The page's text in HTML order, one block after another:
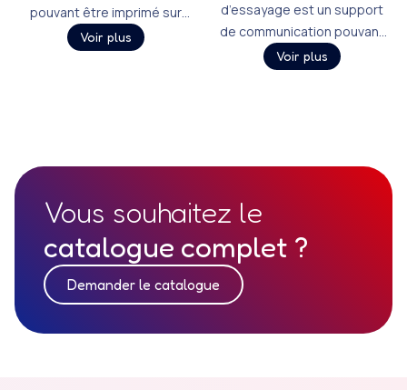
pouvant être imprimé sur
différents textiles, offrant
une grande surface de
Voir plus
d’essayage est un support
de communication pouvant
être imprimé sur du textile,
permettant d’afficher au
Voir plus
Vous souhaitez le
catalogue complet ?
Demander le catalogue